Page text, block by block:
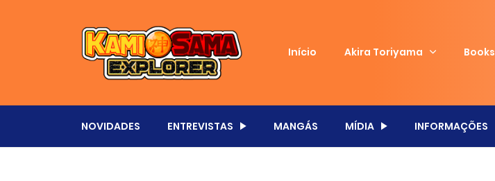
Início Akira Toriyama Books
NOVIDADES ENTREVISTAS MANGÁS MÍDIA INFORMAÇÕES